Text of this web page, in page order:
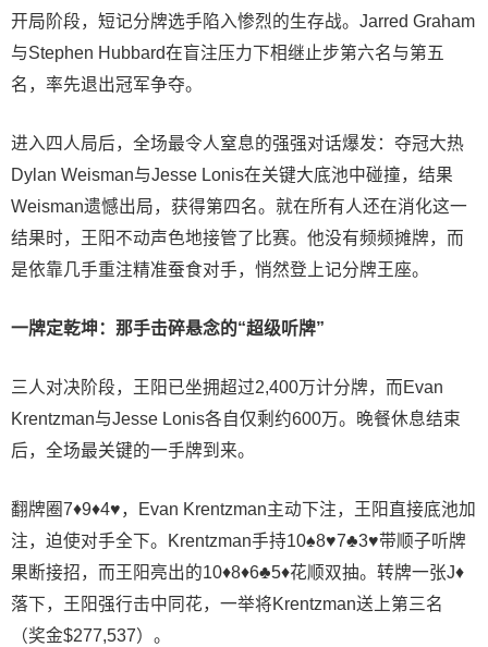
开局阶段，短记分牌选手陷入惨烈的生存战。Jarred Graham
与Stephen Hubbard在盲注压力下相继止步第六名与第五
名，率先退出冠军争夺。
进入四人局后，全场最令人窒息的强强对话爆发：夺冠大热
Dylan Weisman与Jesse Lonis在关键大底池中碰撞，结果
Weisman遗憾出局，获得第四名。就在所有人还在消化这一
结果时，王阳不动声色地接管了比赛。他没有频频摊牌，而
是依靠几手重注精准蚕食对手，悄然登上记分牌王座。
一牌定乾坤：那手击碎悬念的“超级 听牌”
三人对决阶段，王阳已坐拥超过2,400万计分牌，而Evan
Krentzman与Jesse Lonis各自仅剩约600万。晚餐休息结束
后，全场最关键的一手牌到来。
翻牌圈7♦️9♦️4♥️，Evan Krentzman主动下注，王阳直接底池加
注，迫使对手全下。Krentzman手持10♠️8♥️7♣️3♥️带顺子听牌
果断接招，而王阳亮出的10♦️8♦️6♣️5♦️花顺双抽。转牌一张J♦
落下，王阳强行击中同花，一举将Krentzman送上第三名
（奖金$277,537）。